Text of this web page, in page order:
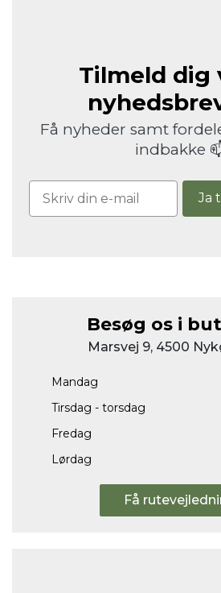
Tilmeld dig
Få nyheder samt
indbakke
Ja
Besøg os i
Marsvej 9, 4500
Mandag
Tirsdag - torsdag
Fredag
Lørdag
Få